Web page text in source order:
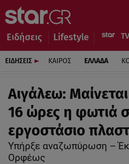
Ειδήσεις Lifestyle
ΕΙΔΗΣΕΙΣ ΚΑΙΡΟΣ ΕΛΛΑΔΑ
Αιγάλεω:
16 ώρες η φωτιά
εργοστάσιο
Υπήρξε αναζωπύρωση –
Ορφέως